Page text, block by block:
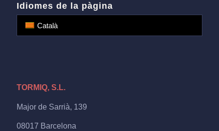
Idiomes de la pàgina
Català
TORMIQ, S.L.
Major de Sarrià, 139
08017 Barcelona